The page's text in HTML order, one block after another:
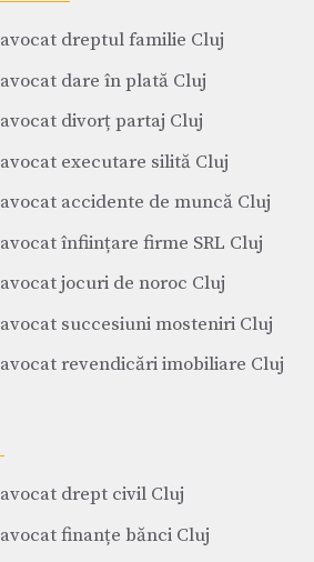
avocat dreptul familie Cluj
avocat dare în plată Cluj
avocat divorț partaj Cluj
avocat executare silită Cluj
avocat accidente de muncă Cluj
avocat înființare firme SRL Cluj
avocat jocuri de noroc Cluj
avocat succesiuni mosteniri Cluj
avocat revendicări imobiliare Cluj
avocat drept civil Cluj
avocat finanțe bănci Cluj